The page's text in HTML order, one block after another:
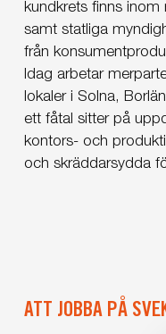
kundkrets finns
samt statliga
från
Idag arbetar
lokaler i Solna,
ett fåtal sitter på
kontors- och
och skräddarsydda
ATT JOBBA PÅ